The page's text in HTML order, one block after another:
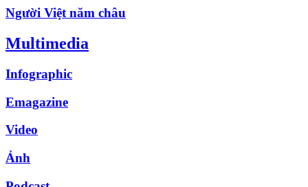
Người Việt năm châu
Multimedia
Infographic
Emagazine
Video
Ảnh